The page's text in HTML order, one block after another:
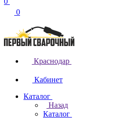
0
Краснодар
Кабинет
Каталог
Назад
Каталог